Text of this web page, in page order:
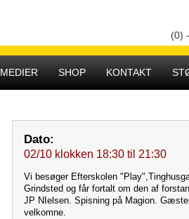
(0)
MEDIER SHOP KONTAKT
Dato:
02/10 klokken 18:30 til 21:30
Vi besøger Efterskolen
Grindsted og får fortalt om den af
JP NIelsen. Spisning på Magion.
velkomne.